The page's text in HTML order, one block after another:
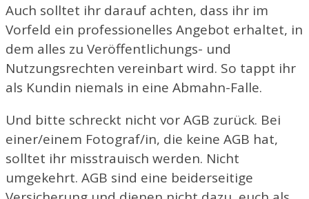
Auch solltet ihr darauf achten, dass ihr im
Vorfeld ein professionelles Angebot erhaltet, in
dem alles zu Veröffentlichungs- und
Nutzungsrechten vereinbart wird. So tappt ihr
als Kundin niemals in eine Abmahn-Falle.
Und bitte schreckt nicht vor AGB zurück. Bei
einer/einem Fotograf/in, die keine AGB hat,
solltet ihr misstrauisch werden. Nicht
umgekehrt. AGB sind eine beiderseitige